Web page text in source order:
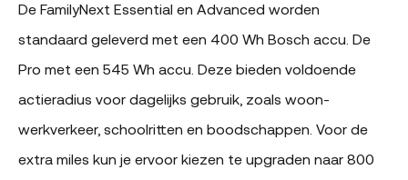
De FamilyNext Essential en Advanced worden
standaard geleverd met een 400 Wh Bosch accu. De
Pro met een 545 Wh accu. Deze bieden voldoende
actieradius voor dagelijks gebruik, zoals woon-
werkverkeer, schoolritten en boodschappen. Voor de
extra miles kun je ervoor kiezen te upgraden naar 800